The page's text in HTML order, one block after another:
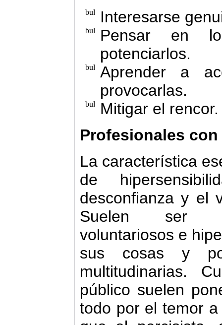
Interesarse
Pensar en
potenciarlos.
Aprender a
provocarlas.
Mitigar el rencor.
Profesionales
La característica
de
desconfianza y el
Suelen ser
voluntariosos e
sus cosas y
multitudinarias.
público suelen
todo por el temor